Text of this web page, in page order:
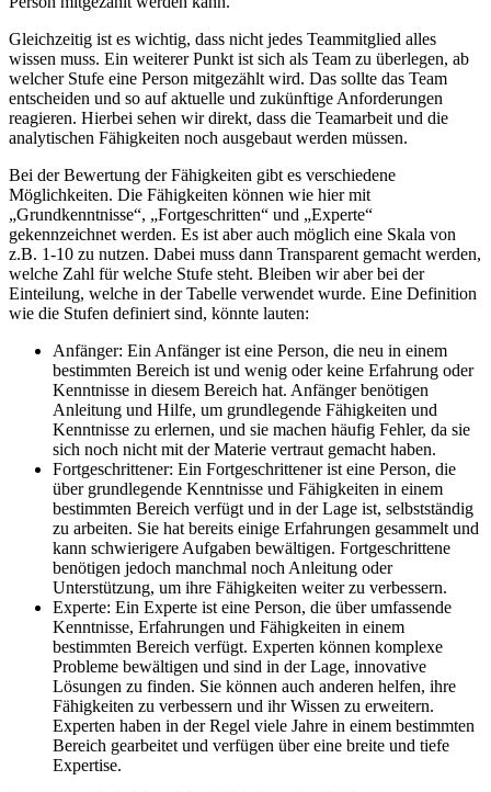
Gleichzeitig ist es wichtig, dass nicht jedes Teammitglied alles
wissen muss. Ein weiterer Punkt ist sich als Team zu überlegen, ab
welcher Stufe eine Person mitgezählt wird. Das sollte das Team
entscheiden und so auf aktuelle und zukünftige Anforderungen
reagieren. Hierbei sehen wir direkt, dass die Teamarbeit und die
analytischen Fähigkeiten noch ausgebaut werden müssen.
Bei der Bewertung der Fähigkeiten gibt es verschiedene
Möglichkeiten. Die Fähigkeiten können wie hier mit
„Grundkenntnisse“, „Fortgeschritten“ und „Experte“
gekennzeichnet werden. Es ist aber auch möglich eine Skala von
z.B. 1-10 zu nutzen. Dabei muss dann Transparent gemacht werden,
welche Zahl für welche Stufe steht. Bleiben wir aber bei der
Einteilung, welche in der Tabelle verwendet wurde. Eine Definition
wie die Stufen definiert sind, könnte lauten:
Anfänger: Ein Anfänger ist eine Person, die neu in einem
bestimmten Bereich ist und wenig oder keine Erfahrung oder
Kenntnisse in diesem Bereich hat. Anfänger benötigen
Anleitung und Hilfe, um grundlegende Fähigkeiten und
Kenntnisse zu erlernen, und sie machen häufig Fehler, da sie
sich noch nicht mit der Materie vertraut gemacht haben.
Fortgeschrittener: Ein Fortgeschrittener ist eine Person, die
über grundlegende Kenntnisse und Fähigkeiten in einem
bestimmten Bereich verfügt und in der Lage ist, selbstständig
zu arbeiten. Sie hat bereits einige Erfahrungen gesammelt und
kann schwierigere Aufgaben bewältigen. Fortgeschrittene
benötigen jedoch manchmal noch Anleitung oder
Unterstützung, um ihre Fähigkeiten weiter zu verbessern.
Experte: Ein Experte ist eine Person, die über umfassende
Kenntnisse, Erfahrungen und Fähigkeiten in einem
bestimmten Bereich verfügt. Experten können komplexe
Probleme bewältigen und sind in der Lage, innovative
Lösungen zu finden. Sie können auch anderen helfen, ihre
Fähigkeiten zu verbessern und ihr Wissen zu erweitern.
Experten haben in der Regel viele Jahre in einem bestimmten
Bereich gearbeitet und verfügen über eine breite und tiefe
Expertise.